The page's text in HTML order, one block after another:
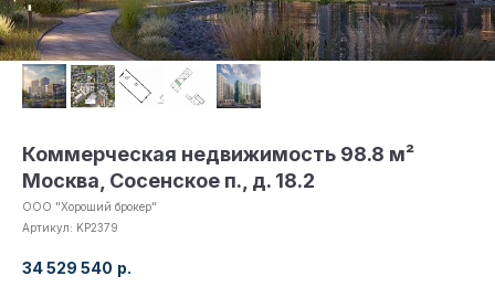
Коммерческая недвижимость 98.8 м²
Москва, Сосенское п., д. 18.2
ООО "Хороший брокер"
Артикул: KP2379
34 529 540 р.